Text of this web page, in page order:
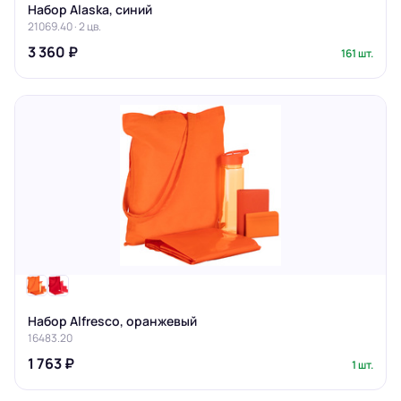
Набор Alaska, синий
21069.40 · 2 цв.
3 360 ₽ 161 шт.
Набор Alfresco, оранжевый
16483.20
1 763 ₽ 1 шт.